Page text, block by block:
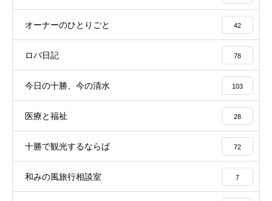
オーナーのひとりごと 42
ロバ日記 78
今日の十勝、今の清水 103
医療と福祉 28
十勝で観光するならば 72
和みの風旅行相談室 7